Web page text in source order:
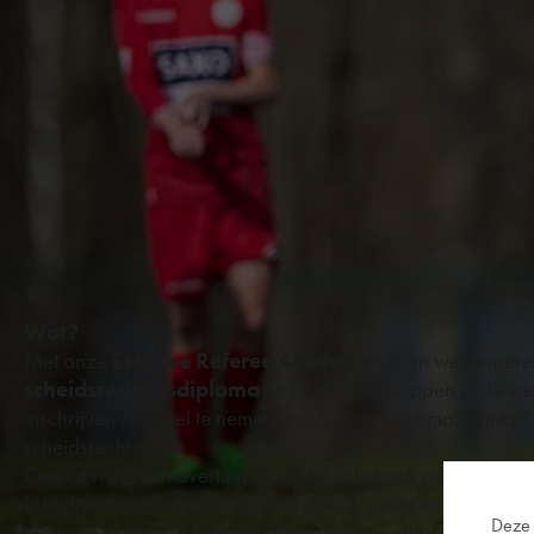
Essevee Referee Academy
scheidsrechtersdiploma en hun eerste stappen in de
inschrijven om deel te nemen aan het programma.
scheidsrechtervak.
Omdat we ervan overtuigd zijn dat je het vak pas echt